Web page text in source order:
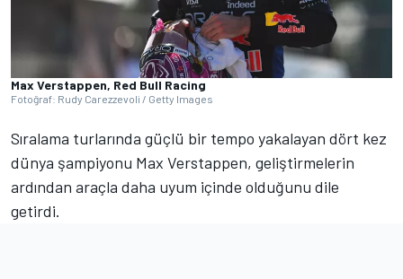
Max Verstappen, Red Bull Racing
Fotoğraf: Rudy Carezzevoli / Getty Images
Sıralama turlarında güçlü bir tempo yakalayan dört kez
dünya şampiyonu Max Verstappen, geliştirmelerin
ardından araçla daha uyum içinde olduğunu dile
getirdi.